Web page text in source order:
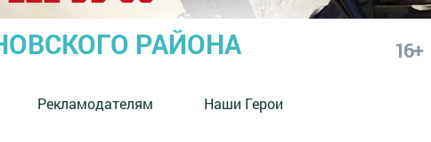
РАЙОНА 16+
Рекламодателям Наши Герои